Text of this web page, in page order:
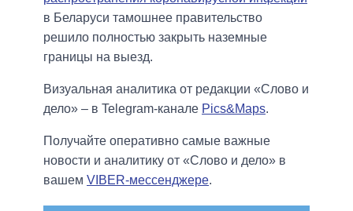
в Беларуси тамошнее правительство
решило полностью закрыть наземные
границы на выезд.
Визуальная аналитика от редакции «Слово и
дело» – в Telegram-канале Pics&Maps.
Получайте оперативно самые важные
новости и аналитику от «Слово и дело» в
вашем VIBER-мессенджере.